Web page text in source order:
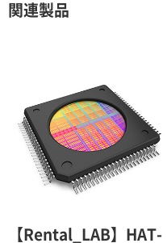
2ヶ月
3ヶ月
4ヶ月
5ヶ月
関連製品
【Rental_LAB】HAT-